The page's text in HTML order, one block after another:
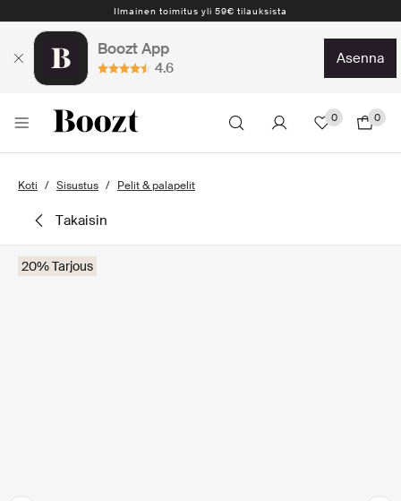
Ilmainen toimitus yli 59€ tilauksista
Boozt App
4.6
asenna
0 0
Koti Sisustus Pelit & palapelit
takaisin
20% Tarjous